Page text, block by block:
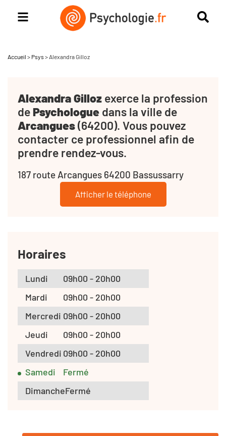
Accueil > Psys > Alexandra Gilloz
Alexandra Gilloz exerce la profession
dePsychologue dans la ville de
Arcangues(64200). Vous pouvez
contacter ce professionnel afin de
prendre rendez-vous.
187 route Arcangues 64200 Bassussarry
Afficher le téléphone
Horaires
Lundi
09h00 - 20h00
Mardi
09h00 - 20h00
Mercredi 09h00 - 20h00
Jeudi
09h00 - 20h00
Vendredi 09h00 - 20h00
Samedi
Fermé
DimancheFermé